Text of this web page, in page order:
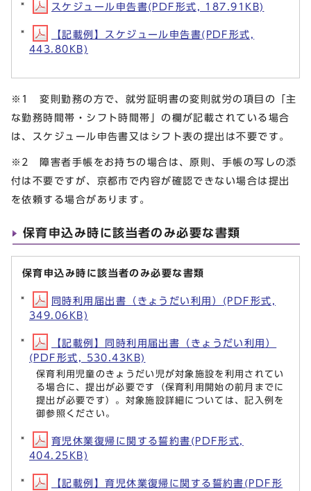
スケジュール申告書(PDF形式, 187.91KB)
【記載例】スケジュール申告書(PDF形式,
443.80KB)
※1 変則勤務の方で、就労証明書の変則就労の項目の「主
な勤務時間帯・シフト時間帯」の欄が記載されている場合
は、スケジュール申告書又はシフト表の提出は不要です。
※2 障害者手帳をお持ちの場合は、原則、手帳の写しの添
付は不要ですが、京都市で内容が確認できない場合は提出
を依頼する場合があります。
保育申込み時に該当者のみ必要な書類
保育申込み時に該当者のみ必要な書類
同時利用届出書（きょうだい利用）(PDF形式,
349.06KB)
【記載例】同時利用届出書（きょうだい利用）
(PDF形式, 530.43KB)
保育利用児童のきょうだい児が対象施設を利用されてい
る場合に、提出が必要です（保育利用開始の前月までに
提出が必要です）。対象施設詳細については、記入例を
御参照ください。
育児休業復帰に関する誓約書(PDF形式,
404.25KB)
【記載例】育児休業復帰に関する誓約書(PDF形